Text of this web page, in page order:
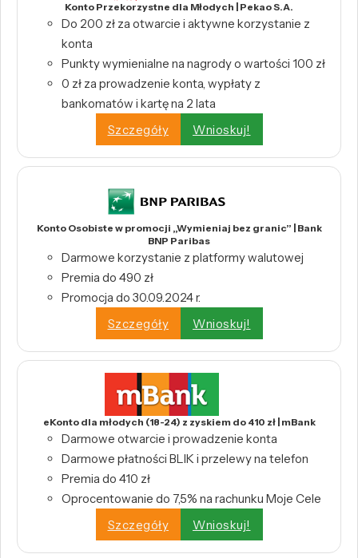
Konto Przekorzystne dla Młodych | Pekao S.A.
Do 200 zł za otwarcie i aktywne korzystanie z
konta
Punkty wymienialne na nagrody o wartości 100 zł
0 zł za prowadzenie konta, wypłaty z
bankomatów i kartę na 2 lata
Szczegóły
Wnioskuj!
Konto Osobiste w promocji „Wymieniaj bez granic” | Bank
BNP Paribas
Darmowe korzystanie z platformy walutowej
Premia do 490 zł
Promocja do 30.09.2024 r.
Szczegóły
Wnioskuj!
eKonto dla młodych (18-24) z zyskiem do 410 zł | mBank
Darmowe otwarcie i prowadzenie konta
Darmowe płatności BLIK i przelewy na telefon
Premia do 410 zł
Oprocentowanie do 7,5% na rachunku Moje Cele
Szczegóły
Wnioskuj!